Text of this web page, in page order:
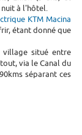
nuit à l'hôtel.
KTM Macina
étant donné que
village situé entre
via le Canal du
séparant ces